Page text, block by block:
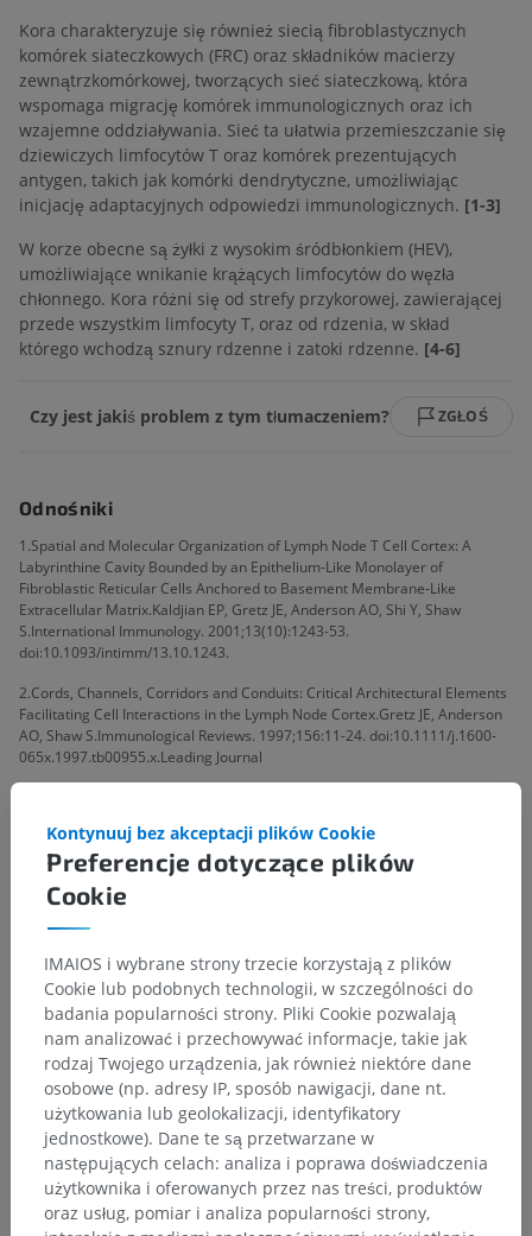
Kora charakteryzuje się również siecią fibroblastycznych
komórek siateczkowych (FRC) oraz składników macierzy
zewnątrzkomórkowej, tworzących sieć siateczkową, która
wspomaga migrację komórek immunologicznych oraz ich
wzajemne oddziaływania. Sieć ta ułatwia przemieszczanie się
dziewiczych limfocytów T oraz komórek prezentujących
antygen, takich jak komórki dendrytyczne, umożliwiając
inicjację adaptacyjnych odpowiedzi immunologicznych. [1-3]
W korze obecne są żyłki z wysokim śródbłonkiem (HEV),
umożliwiające wnikanie krążących limfocytów do węzła
chłonnego. Kora różni się od strefy przykorowej, zawierającej
przede wszystkim limfocyty T, oraz od rdzenia, w skład
którego wchodzą sznury rdzenne i zatoki rdzenne. [4-6]
Czy jest jakiś problem z tym tłumaczeniem? ZGŁOŚ
Odnośniki
1.Spatial and Molecular Organization of Lymph Node T Cell Cortex: A
Labyrinthine Cavity Bounded by an Epithelium-Like Monolayer of
Fibroblastic Reticular Cells Anchored to Basement Membrane-Like
Extracellular Matrix.Kaldjian EP, Gretz JE, Anderson AO, Shi Y, Shaw
S.International Immunology. 2001;13(10):1243-53.
doi:10.1093/intimm/13.10.1243.
2.Cords, Channels, Corridors and Conduits: Critical Architectural Elements
Facilitating Cell Interactions in the Lymph Node Cortex.Gretz JE, Anderson
AO, Shaw S.Immunological Reviews. 1997;156:11-24. doi:10.1111/j.1600-
065x.1997.tb00955.x.Leading Journal
T, Hara T, Lee JH, et al.International Immunology. 2004;16(8):1133-42.
doi:10.1093/intimm/dxh113.
4.Structure and Function of Rat Lymph Nodes.Ohtani O, Ohtani Y.Archives
of Histology and Cytology. 2008;71(2):69-76. doi:10.1679/aohc.71.69.
5.Normal Structure, Function, and Histology of Lymph Nodes.Willard-Mack
CL.Toxicologic Pathology. 2006;34(5):409-24.
doi:10.1080/01926230600867727.
6.Compartmentalized Multicellular Crosstalk in Lymph Nodes Coordinates
the Generation of Potent Cellular and Humoral Immune Responses.Poirot J,
Medvedovic J, Trichot C, Soumelis V.European Journal of Immunology.
2021;51(12):3146-3160. doi:10.1002/eji.202048977.
Preferencje dotyczące plików
Cookie
Kontynuuj bez akceptacji plików Cookie
IMAIOS i wybrane strony trzecie korzystają z plików
Cookie lub podobnych technologii, w szczególności do
badania popularności strony. Pliki Cookie pozwalają
nam analizować i przechowywać informacje, takie jak
rodzaj Twojego urządzenia, jak również niektóre dane
osobowe (np. adresy IP, sposób nawigacji, dane nt.
użytkowania lub geolokalizacji, identyfikatory
jednostkowe). Dane te są przetwarzane w
następujących celach: analiza i poprawa doświadczenia
użytkownika i oferowanych przez nas treści, produktów
oraz usług, pomiar i analiza popularności strony,